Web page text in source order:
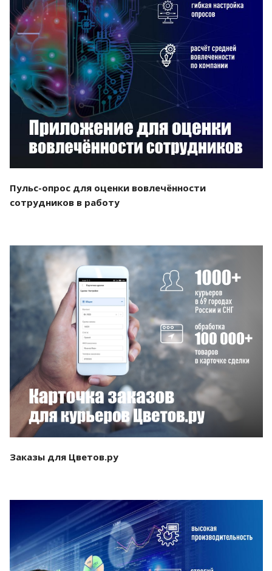
Смотреть проект
Пульс-опрос для оценки вовлечённости
сотрудников в работу
Смотреть проект
Заказы для Цветов.ру